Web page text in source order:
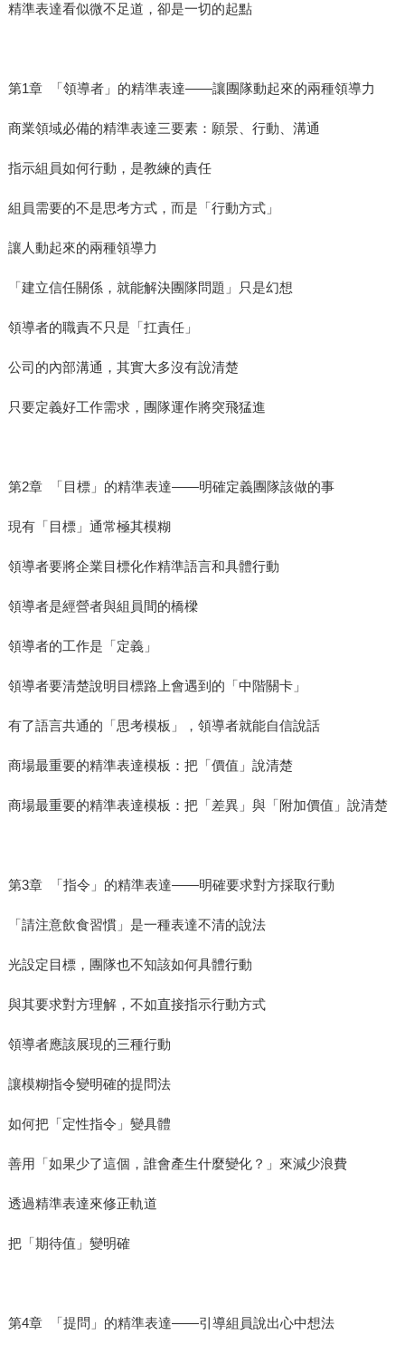
精準表達看似微不足道，卻是一切的起點
第1章 「領導者」的精準表達——讓團隊動起來的兩種領導力
商業領域必備的精準表達三要素：願景、行動、溝通
指示組員如何行動，是教練的責任
組員需要的不是思考方式，而是「行動方式」
讓人動起來的兩種領導力
「建立信任關係，就能解決團隊問題」只是幻想
領導者的職責不只是「扛責任」
公司的內部溝通，其實大多沒有說清楚
只要定義好工作需求，團隊運作將突飛猛進
第2章 「目標」的精準表達——明確定義團隊該做的事
現有「目標」通常極其模糊
領導者要將企業目標化作精準語言和具體行動
領導者是經營者與組員間的橋樑
領導者的工作是「定義」
領導者要清楚說明目標路上會遇到的「中階關卡」
有了語言共通的「思考模板」，領導者就能自信說話
商場最重要的精準表達模板：把「價值」說清楚
商場最重要的精準表達模板：把「差異」與「附加價值」說清楚
第3章 「指令」的精準表達——明確要求對方採取行動
「請注意飲食習慣」是一種表達不清的說法
光設定目標，團隊也不知該如何具體行動
與其要求對方理解，不如直接指示行動方式
領導者應該展現的三種行動
讓模糊指令變明確的提問法
如何把「定性指令」變具體
善用「如果少了這個，誰會產生什麼變化？」來減少浪費
透過精準表達來修正軌道
把「期待值」變明確
第4章 「提問」的精準表達——引導組員說出心中想法